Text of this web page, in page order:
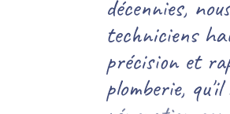
décennies,
techniciens
précision et
plomberie,